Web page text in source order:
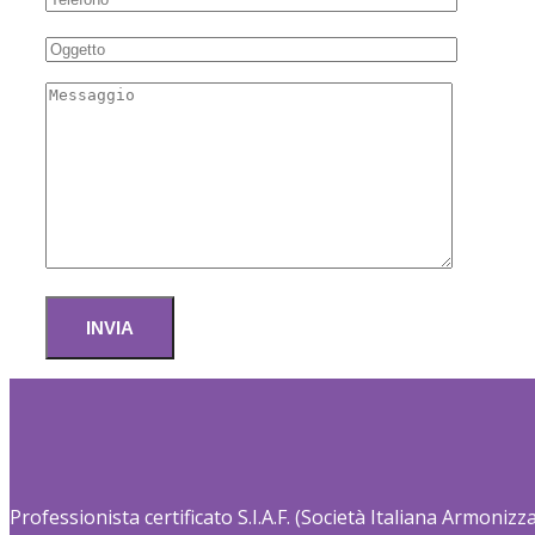
Professionista certificato S.I.A.F. (Società Italiana